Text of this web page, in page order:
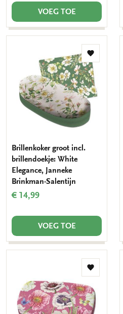
VOEG TOE
Toevoegen
aan
verlanglijst
Brillenkoker groot incl.
brillendoekje: White
Elegance, Janneke
Brinkman-Salentijn
€ 14,99
VOEG TOE
Toevoegen
verlanglijst